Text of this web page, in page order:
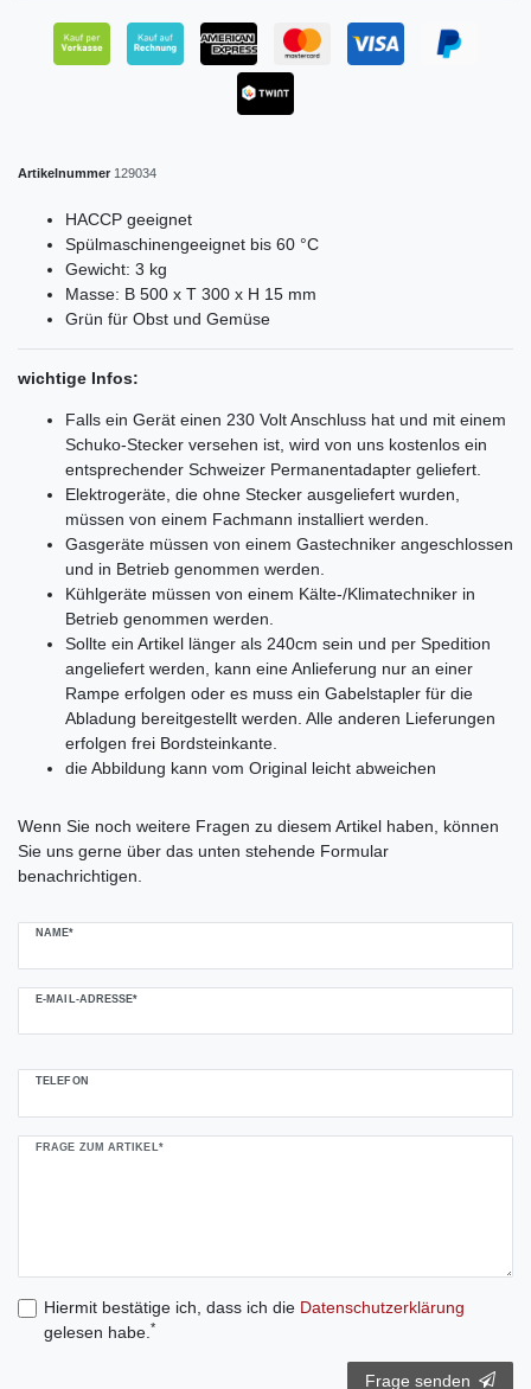
Artikelnummer 129034
HACCP geeignet
Spülmaschinengeeignet bis 60 °C
Gewicht: 3 kg
Masse: B 500 x T 300 x H 15 mm
Grün für Obst und Gemüse
wichtige Infos:
Falls ein Gerät einen 230 Volt Anschluss hat und mit einem
Schuko-Stecker versehen ist, wird von uns kostenlos ein
entsprechender Schweizer Permanentadapter geliefert.
Elektrogeräte, die ohne Stecker ausgeliefert wurden,
müssen von einem Fachmann installiert werden.
Gasgeräte müssen von einem Gastechniker angeschlossen
und in Betrieb genommen werden.
Kühlgeräte müssen von einem Kälte-/Klimatechniker in
Betrieb genommen werden.
Sollte ein Artikel länger als 240cm sein und per Spedition
angeliefert werden, kann eine Anlieferung nur an einer
Rampe erfolgen oder es muss ein Gabelstapler für die
Abladung bereitgestellt werden. Alle anderen Lieferungen
erfolgen frei Bordsteinkante.
die Abbildung kann vom Original leicht abweichen
Wenn Sie noch weitere Fragen zu diesem Artikel haben, können
Sie uns gerne über das unten stehende Formular
benachrichtigen.
NAME*
E-MAIL-ADRESSE*
TELEFON
FRAGE ZUM ARTIKEL*
Hiermit bestätige ich, dass ich die Daten­schutz­erklärung
gelesen habe. *
Frage senden